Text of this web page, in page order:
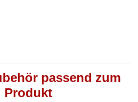
passend zum
Produkt